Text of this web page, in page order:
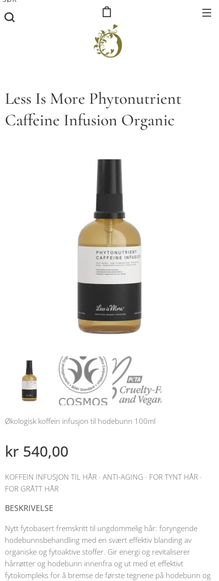
Less Is More Phytonutrient
Caffeine Infusion Organic
Økologisk koffein infusjon til hodebunn 100ml
kr 540,00
KOFFEIN INFUSJON TIL HÅR · ANTI-AGING · FOR TYNT HÅR ·
FOR GRÅTT HÅR
BESKRIVELSE
Nytt fytobasert fremskritt til ungdommelig hår: foryngende
hodebunnsbehandling med en svært effektiv blanding av
organiske og fytoaktive stoffer. Gir energi og revitaliserer
hårrøtter og hodebunn innenfra og ut med et effektivt
fytokompleks for å bremse de første tegnene på hodebunn og